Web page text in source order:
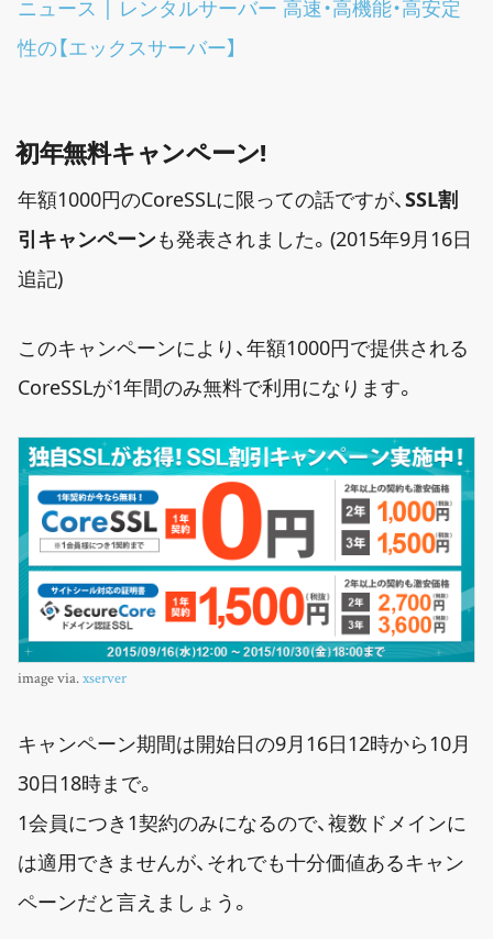
ニュース | レンタルサーバー 高速・高機能・高安定
性の【エックスサーバー】
初年無料キャンペーン!
年額1000円のCoreSSLに限っての話ですが、 SSL割
引キャンペーンも発表されました。(2015年9月16日
追記)
このキャンペーンにより、年額1000円で提供される
CoreSSLが1年間のみ無料で利用になります。
image via.xserver
キャンペーン期間は開始日の9月16日12時から10月
30日18時まで。
1会員につき1契約のみになるので、複数ドメインに
は適用できませんが、それでも十分価値あるキャン
ペーンだと言えましょう。